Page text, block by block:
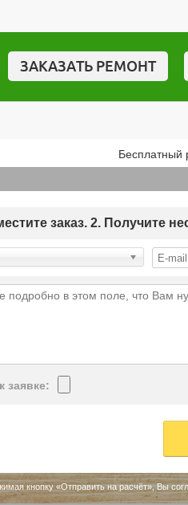
ЗАКАЗАТЬ РЕМОНТ
Бесплатный
заказ. 2. Получите
заявке:
кнопку «Отправить на расчёт», Вы